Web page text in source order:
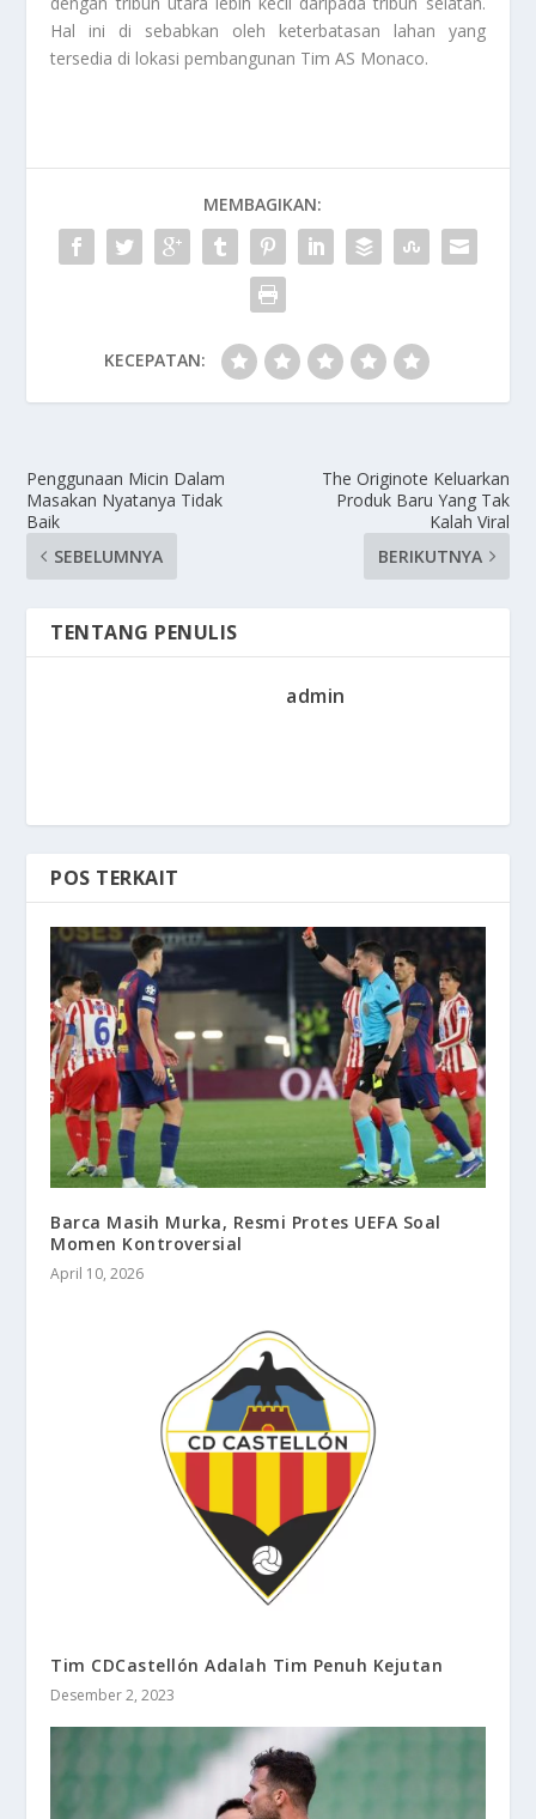
Hal ini di sebabkan oleh keterbatasan lahan yang
tersedia di lokasi pembangunan Tim AS Monaco.
MEMBAGIKAN:
KECEPATAN:
Penggunaan Micin Dalam
Masakan Nyatanya Tidak
Baik
SEBELUMNYA
The Originote Keluarkan
Produk Baru Yang Tak
Kalah Viral
BERIKUTNYA
TENTANG PENULIS
admin
POS TERKAIT
Barca Masih Murka, Resmi Protes UEFA Soal
Momen Kontroversial
April 10, 2026
Tim CDCastellón Adalah Tim Penuh Kejutan
Desember 2, 2023